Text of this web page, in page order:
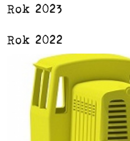
Rok 2023
Rok 2022